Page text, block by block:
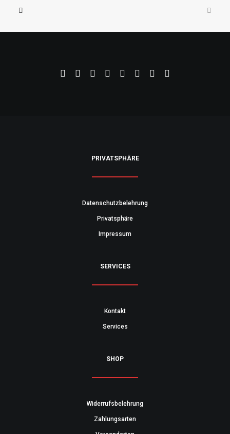
PRIVATSPHÄRE
Datenschutzbelehrung
Privatsphäre
Impressum
SERVICES
Kontakt
Services
SHOP
Widerrufsbelehrung
Zahlungsarten